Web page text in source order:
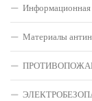
Информационная
Материалы